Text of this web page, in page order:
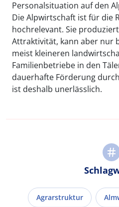
Personalsituation auf den
Die Alpwirtschaft ist für die
hochrelevant. Sie
Attraktivität, kann aber nur
meist kleineren
Familienbetriebe in den
dauerhafte Förderung
ist deshalb unerlässlich.
Agrarstruktur